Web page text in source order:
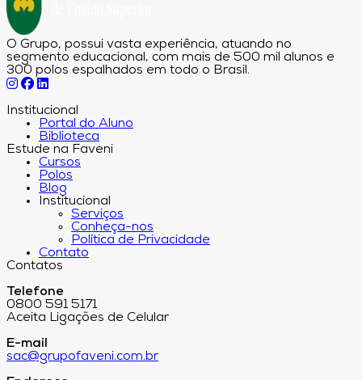
O Grupo, possui vasta experiência, atuando no
segmento educacional, com mais de 500 mil alunos e
300 polos espalhados em todo o Brasil.
Institucional
Portal do Aluno
Biblioteca
Estude na Faveni
Cursos
Polos
Blog
Institucional
Serviços
Conheça-nos
Política de Privacidade
Contato
Contatos
Telefone
0800 591 5171
Aceita Ligações de Celular
E-mail
sac@grupofaveni.com.br